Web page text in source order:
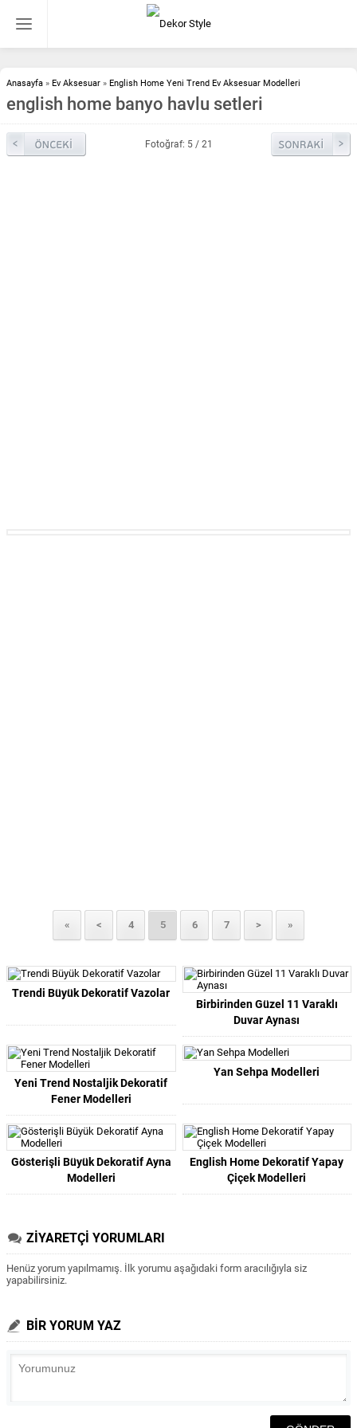
Anasayfa » Ev Aksesuar » English Home Yeni Trend Ev Aksesuar Modelleri
english home banyo havlu setleri
Fotoğraf: 5 / 21
« < 4 5 6 7 > »
Trendi Büyük Dekoratif Vazolar
Birbirinden Güzel 11 Varaklı
Duvar Aynası
Yeni Trend Nostaljik Dekoratif
Fener Modelleri
Yan Sehpa Modelleri
Gösterişli Büyük Dekoratif Ayna
Modelleri
English Home Dekoratif Yapay
Çiçek Modelleri
ZİYARETÇİ YORUMLARI
Henüz yorum yapılmamış. İlk yorumu aşağıdaki form aracılığıyla siz
yapabilirsiniz.
BİR YORUM YAZ